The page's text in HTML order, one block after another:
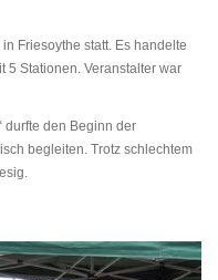
Friesoythe statt. Es handelte
5 Stationen. Veranstalter war
durfte den Beginn der
begleiten. Trotz schlechtem